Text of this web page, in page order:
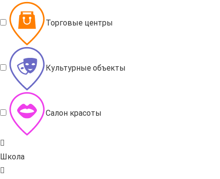
Торговые центры
Культурные объекты
Салон красоты
Школа